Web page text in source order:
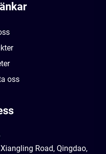
oss
Road, Qingdao,